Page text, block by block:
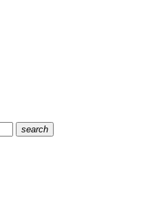
search